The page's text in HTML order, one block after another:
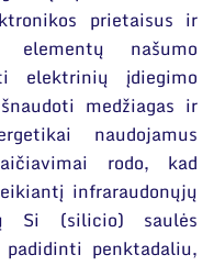
prietaisus ir
elementų našumo
elektrinių įdiegimo
medžiagas ir
naudojamus
rodo, kad
infraraudonųjų
Si (silicio) saulės
penktadaliu,